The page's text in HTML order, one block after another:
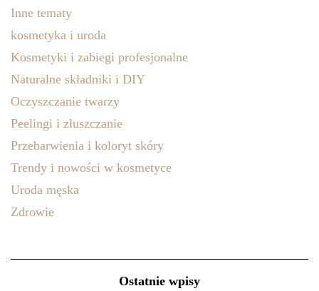
Inne tematy
kosmetyka i uroda
Kosmetyki i zabiegi profesjonalne
Naturalne składniki i DIY
Oczyszczanie twarzy
Peelingi i złuszczanie
Przebarwienia i koloryt skóry
Trendy i nowości w kosmetyce
Uroda męska
Zdrowie
Ostatnie wpisy